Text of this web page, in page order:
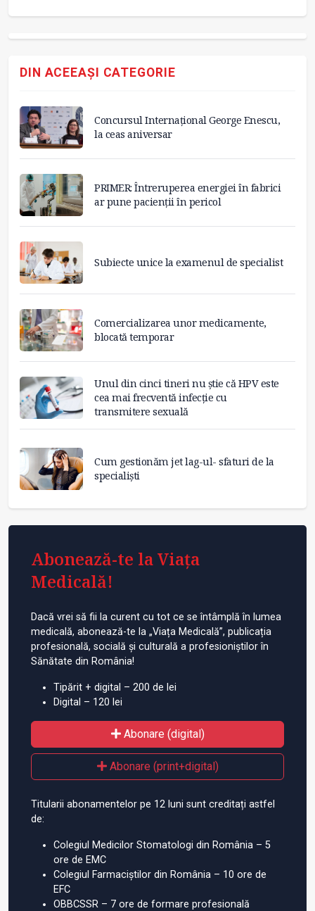
DIN ACEEAȘI CATEGORIE
Concursul Internațional George Enescu,
la ceas aniversar
PRIMER: Întreruperea energiei în fabrici
ar pune pacienții în pericol
Subiecte unice la examenul de specialist
Comercializarea unor medicamente,
blocată temporar
Unul din cinci tineri nu știe că HPV este
cea mai frecventă infecție cu
transmitere sexuală
Cum gestionăm jet lag-ul- sfaturi de la
specialiști
Abonează-te la Viața
Medicală!
Dacă vrei să fii la curent cu tot ce se întâmplă în lumea
medicală, abonează-te la „Viața Medicală”, publicația
profesională, socială și culturală a profesioniștilor în
Sănătate din România!
Tipărit + digital – 200 de lei
Digital – 120 lei
Abonare (digital)
Abonare (print+digital)
Titularii abonamentelor pe 12 luni sunt creditați astfel
de:
Colegiul Medicilor Stomatologi din România – 5
ore de EMC
Colegiul Farmaciștilor din România – 10 ore de
EFC
OBBCSSR – 7 ore de formare profesională